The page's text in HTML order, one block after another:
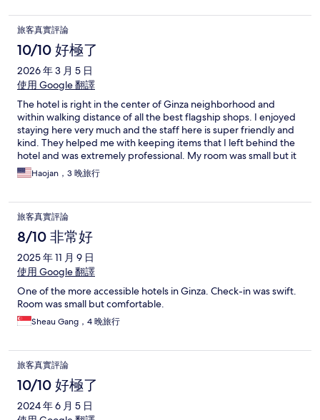
旅客真實評論
10/10 好極了
2026 年 3 月 5 日
使用 Google 翻譯
The hotel is right in the center of Ginza neighborhood and
within walking distance of all the best flagship shops. I enjoyed
staying here very much and the staff here is super friendly and
kind. They helped me with keeping items that I left behind the
hotel and was extremely professional. My room was small but it
had everything I needed for a 3 days stay here in Tokyo. Very
clean and amazing value hotel for me! The air conditioning
recommend anyone to check in at this hotel!
Haojan，3 晚旅行
旅客真實評論
8/10 非常好
2025 年 11 月 9 日
使用 Google 翻譯
One of the more accessible hotels in Ginza. Check-in was swift.
Room was small but comfortable.
Sheau Gang，4 晚旅行
旅客真實評論
10/10 好極了
2024 年 6 月 5 日